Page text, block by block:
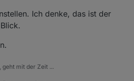
Ich denke, das ist der
geht mit der Zeit ...